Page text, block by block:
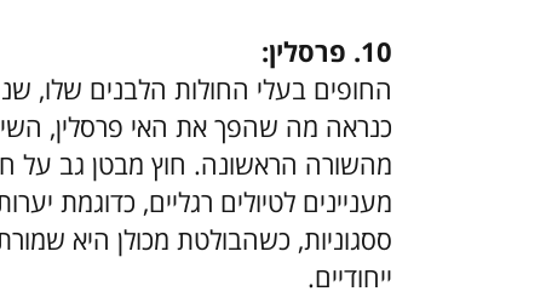
10. פרסלין:
החופים בעלי החולות הלבנים שלו,
כנראה מה שהפך את האי פרסלין,
מהשורה הראשונה. חוץ מבטן גב על
מעניינים לטיולים רגליים, כדוגמת
ססגוניות, כשהבולטת מכולן היא
ייחודיים.